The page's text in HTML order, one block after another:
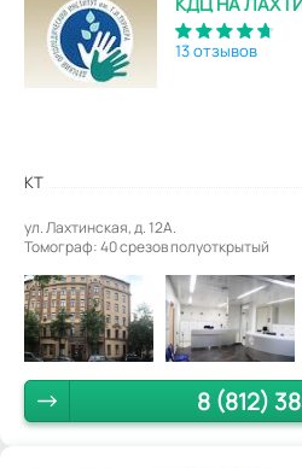
13 отзывов
КТ
ул. Лахтинская, д. 12А.
Томограф: 40 срезов полуоткрытый
8 (812)